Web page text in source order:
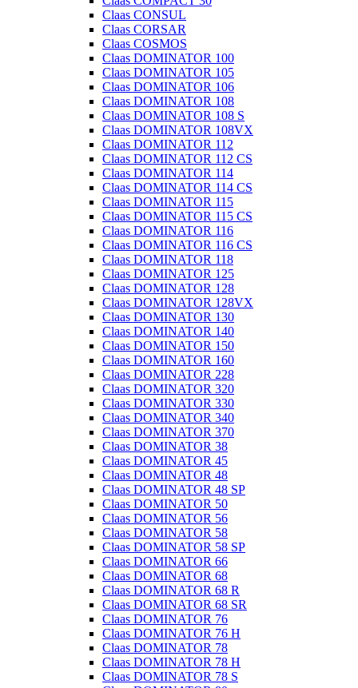
Claas CONSUL
Claas CORSAR
Claas COSMOS
Claas DOMINATOR 100
Claas DOMINATOR 105
Claas DOMINATOR 106
Claas DOMINATOR 108
Claas DOMINATOR 108 S
Claas DOMINATOR 108VX
Claas DOMINATOR 112
Claas DOMINATOR 112 CS
Claas DOMINATOR 114
Claas DOMINATOR 114 CS
Claas DOMINATOR 115
Claas DOMINATOR 115 CS
Claas DOMINATOR 116
Claas DOMINATOR 116 CS
Claas DOMINATOR 118
Claas DOMINATOR 125
Claas DOMINATOR 128
Claas DOMINATOR 128VX
Claas DOMINATOR 130
Claas DOMINATOR 140
Claas DOMINATOR 150
Claas DOMINATOR 160
Claas DOMINATOR 228
Claas DOMINATOR 320
Claas DOMINATOR 330
Claas DOMINATOR 340
Claas DOMINATOR 370
Claas DOMINATOR 38
Claas DOMINATOR 45
Claas DOMINATOR 48
Claas DOMINATOR 48 SP
Claas DOMINATOR 50
Claas DOMINATOR 56
Claas DOMINATOR 58
Claas DOMINATOR 58 SP
Claas DOMINATOR 66
Claas DOMINATOR 68
Claas DOMINATOR 68 R
Claas DOMINATOR 68 SR
Claas DOMINATOR 76
Claas DOMINATOR 76 H
Claas DOMINATOR 78
Claas DOMINATOR 78 H
Claas DOMINATOR 78 S